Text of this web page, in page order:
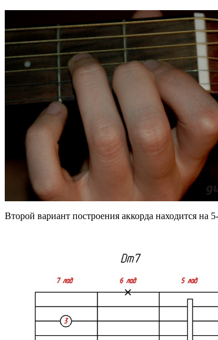
Второй вариант построения аккорда находится